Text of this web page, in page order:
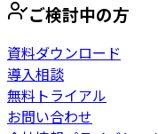
ご検討中の方
資料ダウンロード
導入相談
無料トライアル
お問い合わせ